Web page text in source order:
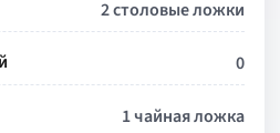
2 столовые ложки
0
1 чайная ложка